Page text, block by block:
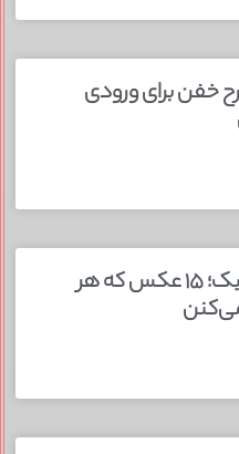
شیک زیبا؛ ۱۵ طرح خفن برای ورودی
گردنبند رشته ای نما دار شیک؛ ۱۵ عکس که هر